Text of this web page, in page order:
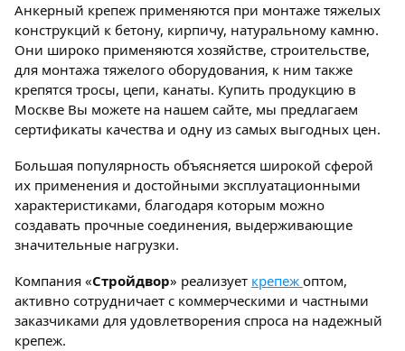
Анкерный крепеж применяются при монтаже тяжелых
конструкций к бетону, кирпичу, натуральному камню.
Они широко применяются хозяйстве, строительстве,
для монтажа тяжелого оборудования, к ним также
крепятся тросы, цепи, канаты. Купить продукцию в
Москве Вы можете на нашем сайте, мы предлагаем
сертификаты качества и одну из самых выгодных цен.
Большая популярность объясняется широкой сферой
их применения и достойными эксплуатационными
характеристиками, благодаря которым можно
создавать прочные соединения, выдерживающие
значительные нагрузки.
Компания «Стройдвор» реализует крепеж оптом,
активно сотрудничает с коммерческими и частными
заказчиками для удовлетворения спроса на надежный
крепеж.